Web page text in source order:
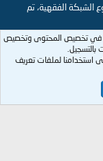
الفقهية، تم
في تخصيص المحتوى وتخصيص
بالتسجيل.
استخدامنا لملفات تعريف